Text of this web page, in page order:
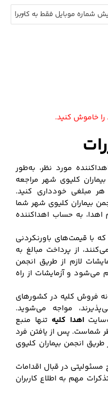
مورد نظر، به‌طور
کلیوی شهر مراجعه
هر مبلغی خودداری کنید.
بیماران کلیوی شهر شما
به حساب اهداکننده
با قیمت‌های باورنکردنی
از پرداخت مبالغ به
لازم از طریق انجمن
می‌شود و آزمایشات از راه
فروش کلیه در کشورهای
مواجه می‌شوید.
اهدا کلیه تنها منبع
شماست. پس از یافتن فرد
طریق انجمن بیماران کلیوی
در قبال اقدامات
مهم به اطلاع کاربران